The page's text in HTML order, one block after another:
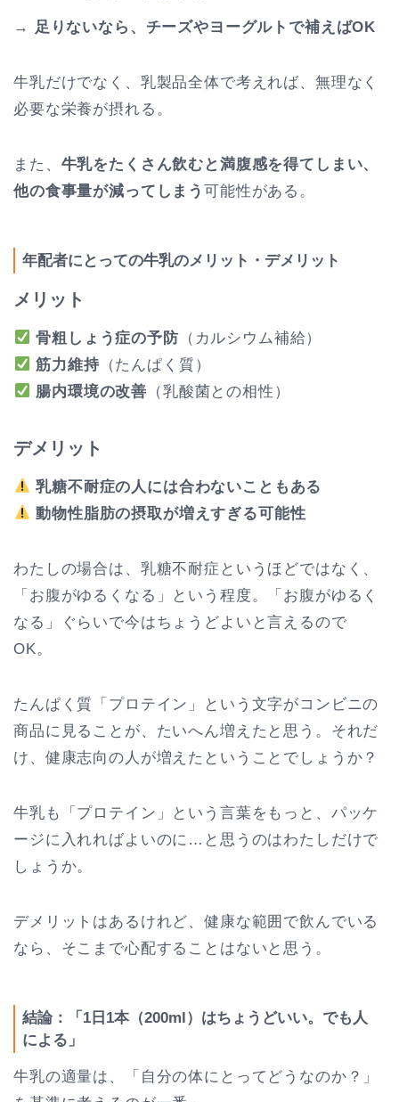
→ 足りないなら、チーズやヨーグルトで補えばOK
牛乳だけでなく、乳製品全体で考えれば、無理なく
必要な栄養が摂れる。
また、 牛乳をたくさん飲むと満腹感を得てしまい、
他の食事量が減ってしまう可能性がある。
年配者にとっての牛乳のメリット・デメリット
メリット
骨粗しょう症の予防 （カルシウム補給）
筋力維持（たんぱく質）
腸内環境の改善 （乳酸菌との相性）
デメリット
乳糖不耐症の人には合わないこともある
動物性脂肪の摂取が増えすぎる可能性
わたしの場合は、乳糖不耐症というほどではなく、
「お腹がゆるくなる」という程度。「お腹がゆるく
なる」ぐらいで今はちょうどよいと言えるので
OK。
たんぱく質「プロテイン」という文字がコンビニの
商品に見ることが、たいへん増えたと思う。それだ
け、健康志向の人が増えたということでしょうか？
牛乳も「プロテイン」という言葉をもっと、パッケ
ージに入れればよいのに…と思うのはわたしだけで
しょうか。
デメリットはあるけれど、健康な範囲で飲んでいる
なら、そこまで心配することはないと思う。
結論：「1日1本（200ml）はちょうどいい。でも人
による」
牛乳の適量は、「自分の体にとってどうなのか？」